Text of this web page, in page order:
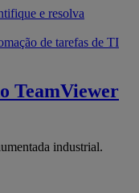
e resolva
de tarefas de TI
TeamViewer
industrial.